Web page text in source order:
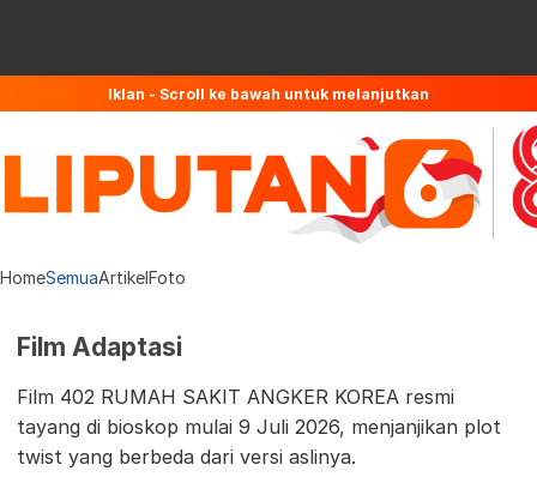
Iklan - Scroll ke bawah untuk melanjutkan
HomeSemuaArtikelFoto
Film Adaptasi
Film 402 RUMAH SAKIT ANGKER KOREA resmi
tayang di bioskop mulai 9 Juli 2026, menjanjikan plot
twist yang berbeda dari versi aslinya.